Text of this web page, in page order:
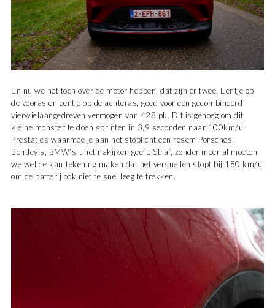
En nu we het toch over de motor hebben, dat zijn er twee. Eentje op
de vooras en eentje op de achteras, goed voor een gecombineerd
vierwielaangedreven vermogen van 428 pk. Dit is genoeg om dit
kleine monster te doen sprinten in 3,9 seconden naar 100km/u.
Prestaties waarmee je aan het stoplicht een resem Porsches,
Bentley’s, BMW’s… het nakijken geeft. Straf, zonder meer al moeten
we wel de kanttekening maken dat het versnellen stopt bij 180 km/u
om de batterij ook niet te snel leeg te trekken.